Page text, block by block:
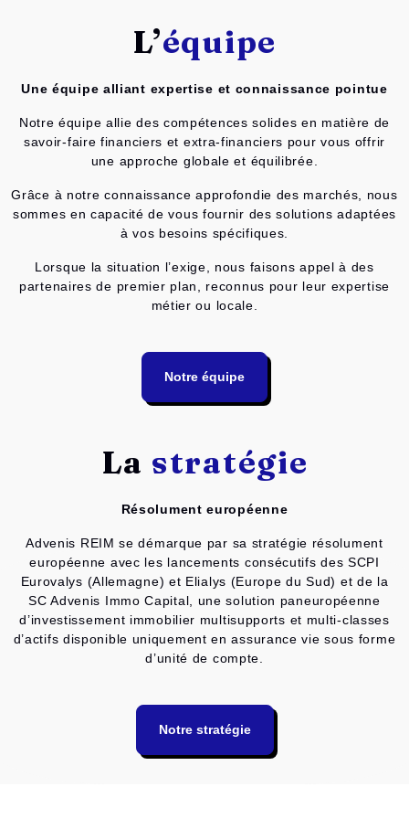
L’équipe
Une équipe alliant expertise et connaissance pointue
Notre équipe allie des compétences solides en matière de
savoir-faire financiers et extra-financiers pour vous offrir
une approche globale et équilibrée.
Grâce à notre connaissance approfondie des marchés, nous
sommes en capacité de vous fournir des solutions adaptées
à vos besoins spécifiques.
Lorsque la situation l’exige, nous faisons appel à des
partenaires de premier plan, reconnus pour leur expertise
métier ou locale.
Notre équipe
La stratégie
Résolument européenne
Advenis REIM se démarque par sa stratégie résolument
européenne avec les lancements consécutifs des SCPI
Eurovalys (Allemagne) et Elialys (Europe du Sud) et de la
SC Advenis Immo Capital, une solution paneuropéenne
d’investissement immobilier multisupports et multi-classes
d’actifs disponible uniquement en assurance vie sous forme
d’unité de compte.
Notre stratégie